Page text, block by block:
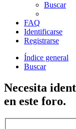
Buscar
FAQ
Identificarse
Registrarse
Índice general
Buscar
Necesita
en este foro.